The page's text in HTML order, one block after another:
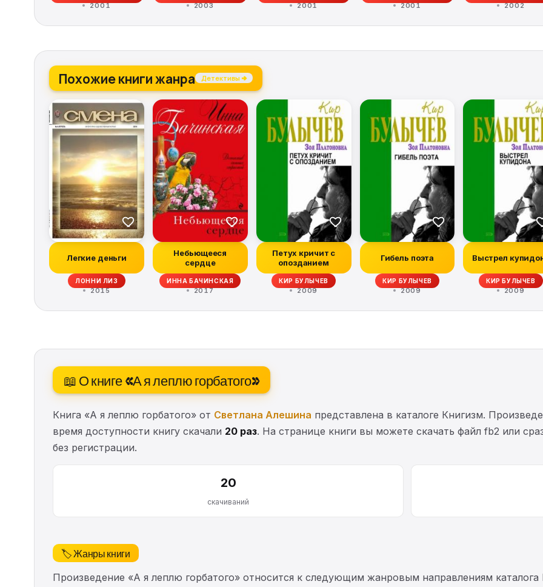
2001 2003 2001 2001 2002
Похожие книги жанра Детективы →
Легкие деньги
ЛОННИ ЛИЗ
2015
Небьющееся
сердце
ИННА БАЧИНСКАЯ
2017
Петух кричит с
опозданием
КИР БУЛЫЧЕВ
2009
Гибель поэта
КИР БУЛЫЧЕВ
2009
Выстрел
КИР БУЛЫЧЕВ
2009
📖 О книге «А я леплю горбатого»
Книга «А я леплю горбатого» от Светлана Алешина представлена в каталоге Книгизм.
время доступности книгу скачали 20 раз. На странице книги вы можете скачать файл fb2 или
без регистрации.
20
скачиваний
🏷️ Жанры книги
Произведение «А я леплю горбатого» относится к следующим жанровым направлениям каталога